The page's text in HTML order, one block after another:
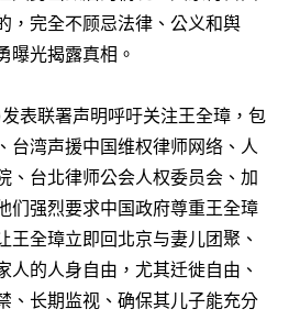
，完全不顾忌法律、公义和舆
曝光揭露真相。
发表联署声明呼吁关注王全璋，包
台湾声援中国维权律师网络、人
、台北律师公会人权委员会、加
们强烈要求中国政府尊重王全璋
王全璋立即回北京与妻儿团聚、
人的人身自由，尤其迁徙自由、
、长期监视、确保其儿子能充分